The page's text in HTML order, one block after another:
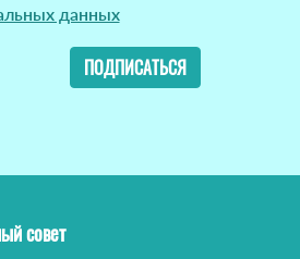
данных
ПОДПИСАТЬСЯ
совет